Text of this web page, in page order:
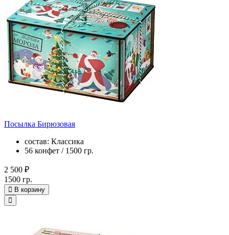
Посылка Бирюзовая
состав: Классика
56 конфет / 1500 гр.
2 500 ₽
1500 гр.
В корзину